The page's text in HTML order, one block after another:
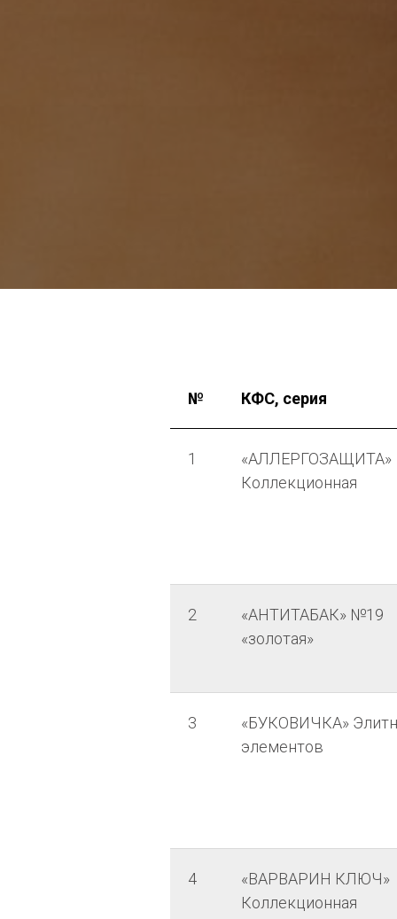
№ КФС, серия
1
«АЛЛЕРГОЗАЩИТА»
Коллекционная
2
«АНТИТАБАК» №19
«золотая»
3
«БУКОВИЧКА»
элементов
4
«ВАРВАРИН КЛЮЧ»
Коллекционная